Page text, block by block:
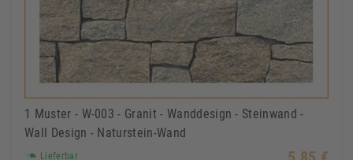
1 Muster - W-003 - Granit - Wanddesign - Steinwand -
Wall Design - Naturstein-Wand
Lieferbar